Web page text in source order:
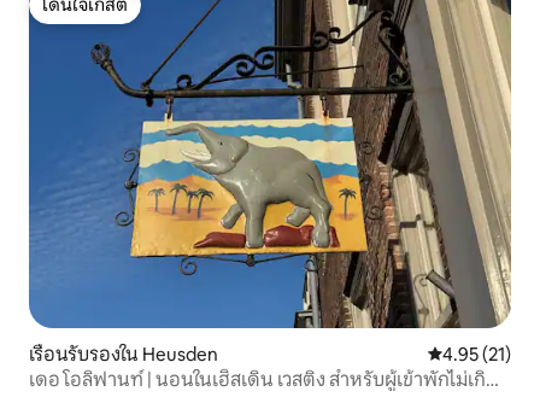
โดนใจเกสต์
โดนใจเกสต์
เรือนรับรองใน Heusden คะแนนเฉลี่ย
4.95 (21)
เดอ โอลิฟานท์ | นอนในเฮิสเดิน เวสติง สำหรับผู้เข้าพักไม่เกิน